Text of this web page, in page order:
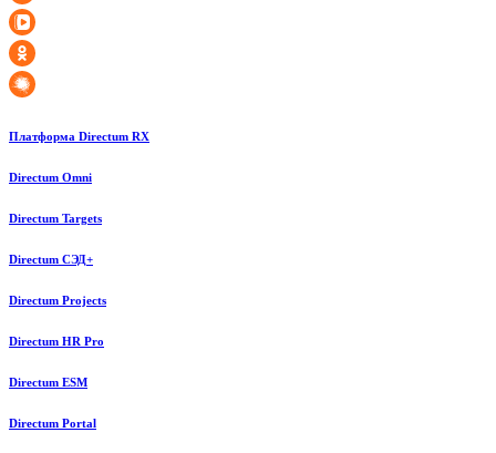
Платформа Directum RX
Directum Omni
Directum Targets
Directum СЭД+
Directum Projects
Directum HR Pro
Directum ESM
Directum Portal